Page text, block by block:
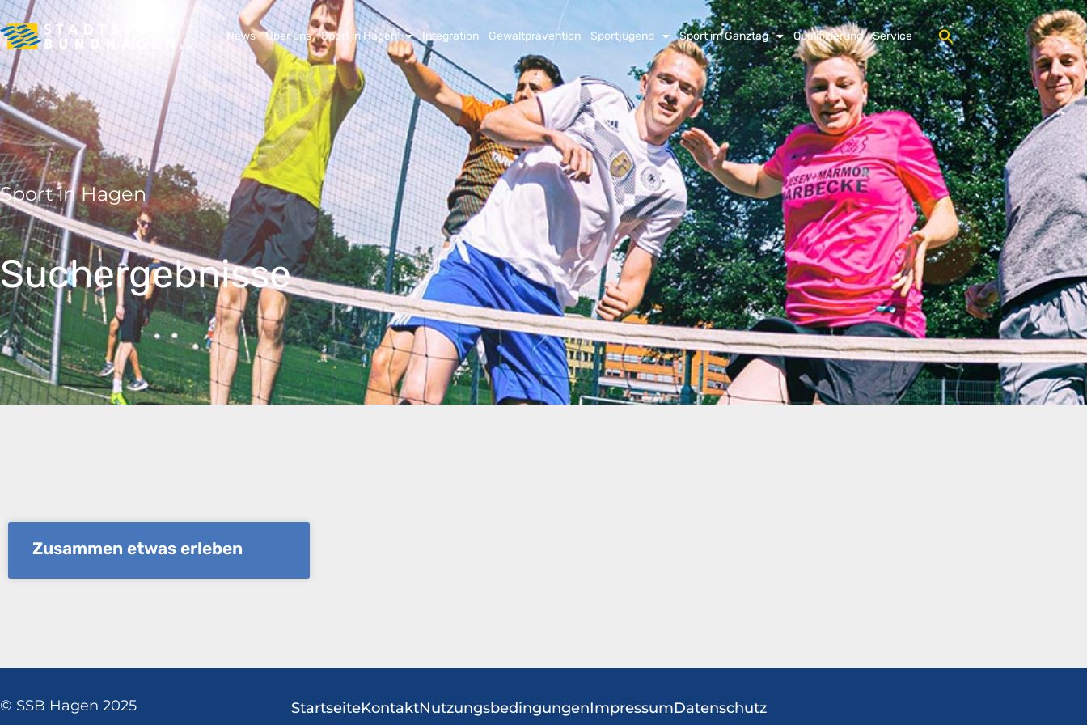
News Über uns Sport in Hagen Integration Gewaltprävention Sportjugend Sport im Ganztag Qualifizierung Service
Sport in Hagen
Suchergebnisse
Zusammen etwas erleben
© SSB Hagen 2025 StartseiteKontaktNutzungsbedingungenImpressumDatenschutz